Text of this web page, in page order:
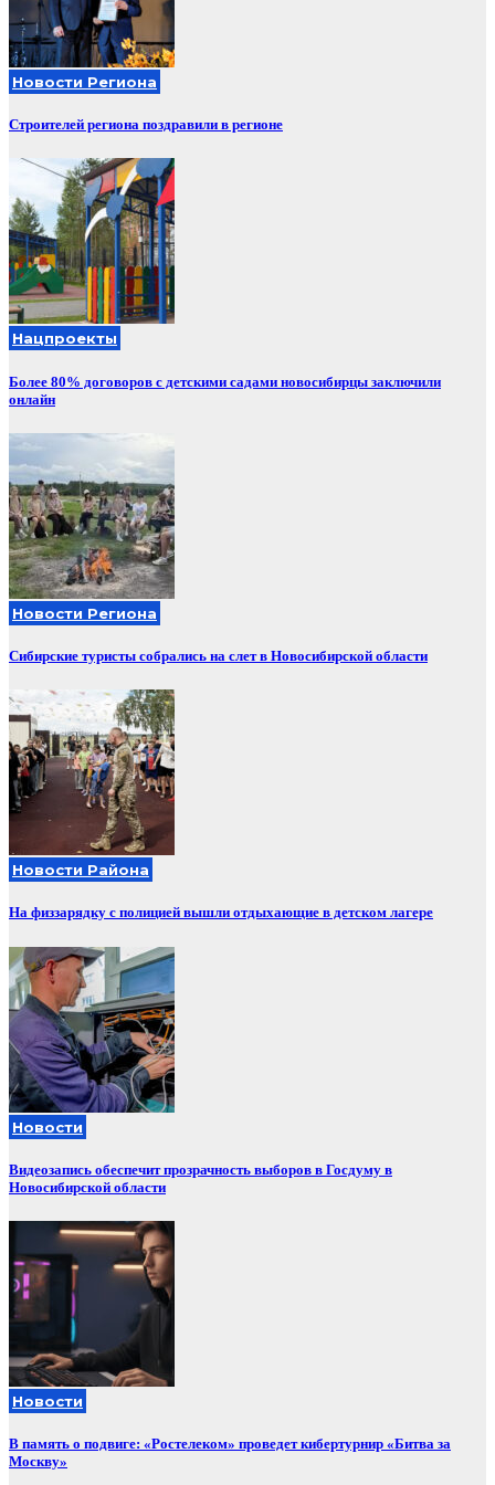
Новости Региона
Строителей региона поздравили в регионе
Нацпроекты
Более 80% договоров с детскими садами новосибирцы заключили
онлайн
Новости Региона
Сибирские туристы собрались на слет в Новосибирской области
Новости Района
На физзарядку с полицией вышли отдыхающие в детском лагере
Новости
Видеозапись обеспечит прозрачность выборов в Госдуму в
Новосибирской области
Новости
В память о подвиге: «Ростелеком» проведет кибертурнир «Битва за
Москву»